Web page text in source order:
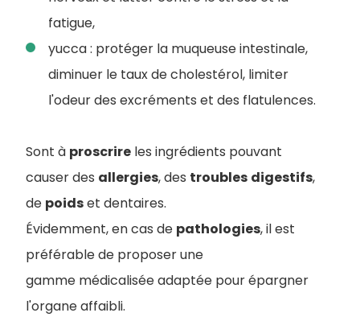
fatigue,
yucca : protéger la muqueuse intestinale,
diminuer le taux de cholestérol, limiter
l'odeur des excréments et des flatulences.
Sont à proscrire les ingrédients pouvant
causer des allergies, des troubles digestifs,
de poidset dentaires.
Évidemment, en cas de pathologies, il est
préférable de proposer une
gamme médicalisée adaptée pour épargner
l'organe affaibli.